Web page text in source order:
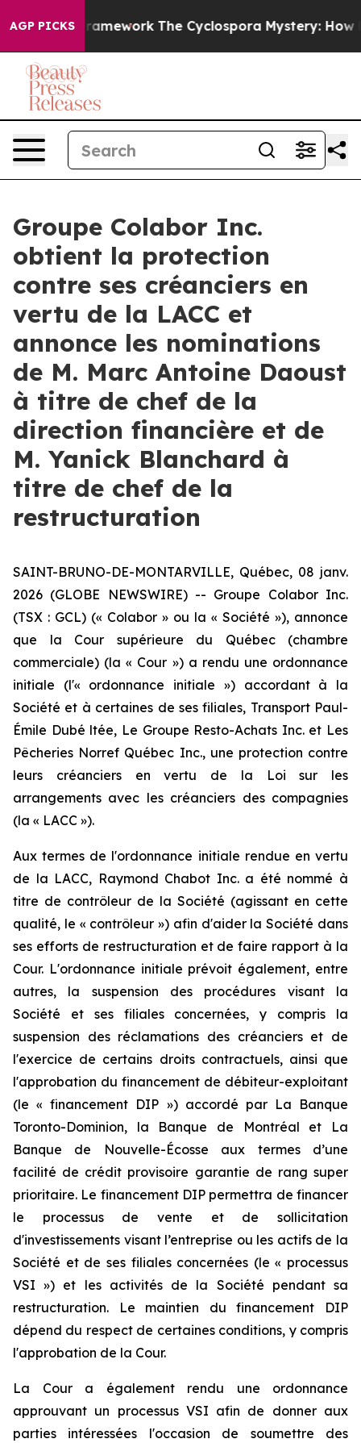
AGP PICKS
AI Framework The Cyclospora Mystery: How
Groupe Colabor Inc.
obtient la protection
contre ses créanciers en
vertu de la LACC et
annonce les nominations
de M. Marc Antoine Daoust
à titre de chef de la
direction financière et de
M. Yanick Blanchard à
titre de chef de la
restructuration
SAINT-BRUNO-DE-MONTARVILLE, Québec, 08 janv.
2026 (GLOBE NEWSWIRE) -- Groupe Colabor Inc.
(TSX : GCL) (« Colabor » ou la « Société »), annonce
que la Cour supérieure du Québec (chambre
commerciale) (la « Cour ») a rendu une ordonnance
initiale (l'« ordonnance initiale ») accordant à la
Société et à certaines de ses filiales, Transport Paul-
Émile Dubé ltée, Le Groupe Resto-Achats Inc. et Les
Pêcheries Norref Québec Inc., une protection contre
leurs créanciers en vertu de la
Loi sur les
arrangements avec les créanciers des compagnies
(la « LACC »).
Aux termes de l'ordonnance initiale rendue en vertu
de la LACC, Raymond Chabot Inc. a été nommé à
titre de contrôleur de la Société (agissant en cette
qualité, le « contrôleur ») afin d'aider la Société dans
ses efforts de restructuration et de faire rapport à la
Cour. L'ordonnance initiale prévoit également, entre
autres, la suspension des procédures visant la
Société et ses filiales concernées, y compris la
suspension des réclamations des créanciers et de
l'exercice de certains droits contractuels, ainsi que
l'approbation du financement de débiteur-exploitant
(le « financement DIP ») accordé par La Banque
Toronto-Dominion, la Banque de Montréal et La
Banque de Nouvelle-Écosse aux termes d’une
facilité de crédit provisoire garantie de rang super
prioritaire. Le financement DIP permettra de financer
le processus de vente et de sollicitation
d'investissements visant l’entreprise ou les actifs de la
Société et de ses filiales concernées (le « processus
VSI ») et les activités de la Société pendant sa
restructuration. Le maintien du financement DIP
dépend du respect de certaines conditions, y compris
l'approbation de la Cour.
La Cour a également rendu une ordonnance
approuvant un processus VSI afin de donner aux
parties intéressées l'occasion de soumettre des